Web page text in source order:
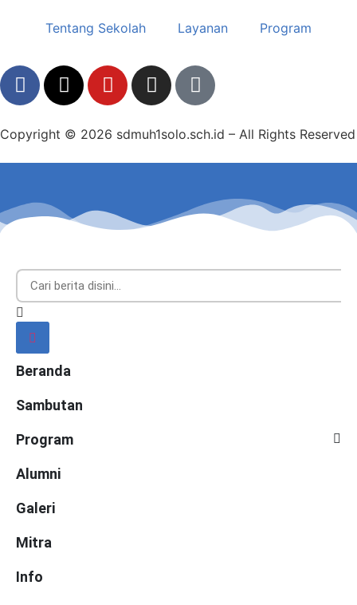
Tentang Sekolah Layanan Program
Copyright © 2026 sdmuh1solo.sch.id – All Rights Reserved
Beranda
Sambutan
Program
Alumni
Galeri
Mitra
Info